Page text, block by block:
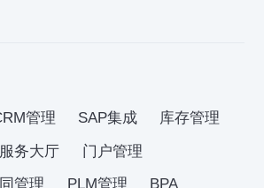
管理 SAP集成
库存管理
务大厅
门户管理
管理 PLM管理
BPA